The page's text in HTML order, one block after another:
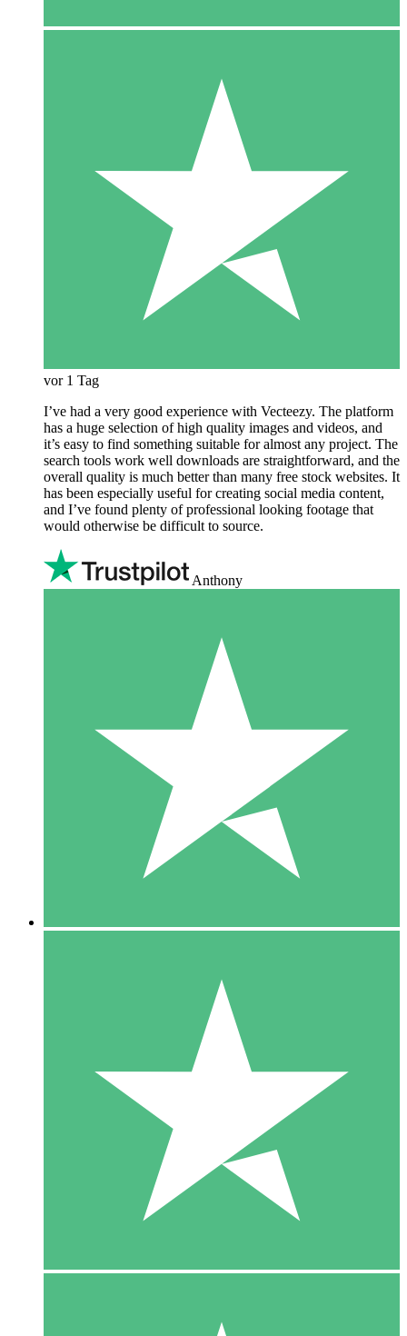
vor 1 Tag
I’ve had a very good experience with Vecteezy. The platform
has a huge selection of high quality images and videos, and
it’s easy to find something suitable for almost any project. The
search tools work well downloads are straightforward, and the
overall quality is much better than many free stock websites. It
has been especially useful for creating social media content,
and I’ve found plenty of professional looking footage that
would otherwise be difficult to source.
Anthony